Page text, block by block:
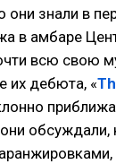
они знали в
в амбаре
всю свою
их дебюта, «
обсуждали,